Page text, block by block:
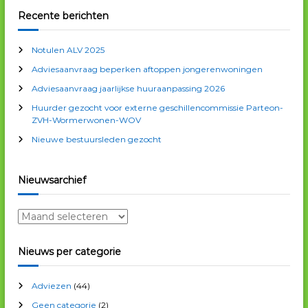
a
v
i
g
a
t
i
k
e
n
a
a
:
Recente berichten
Notulen ALV 2025
Adviesaanvraag beperken aftoppen jongerenwoningen
Adviesaanvraag jaarlijkse huuraanpassing 2026
Huurder gezocht voor externe geschillencommissie Parteon-
ZVH-Wormerwonen-WOV
Nieuwe bestuursleden gezocht
Nieuwsarchief
N
u
s
a
Nieuws per categorie
Adviezen (44)
Geen categorie (2)